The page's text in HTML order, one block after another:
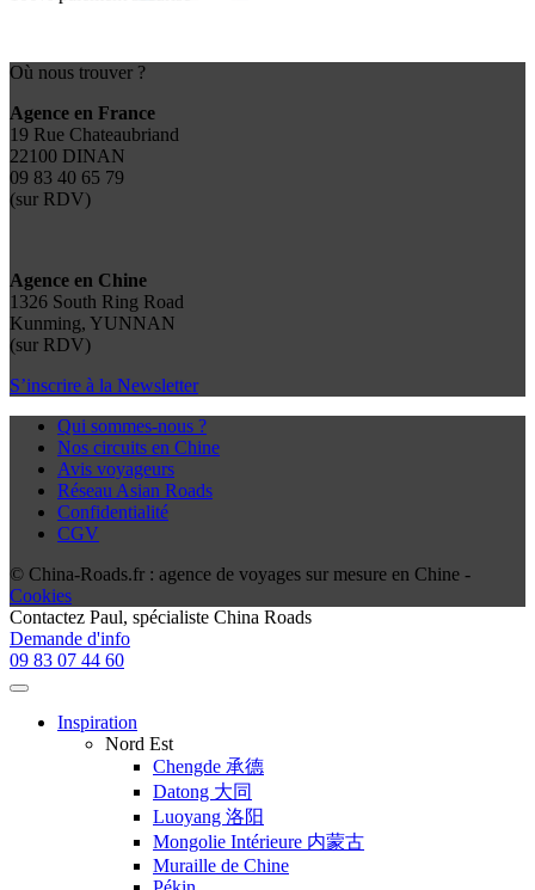
Où nous trouver ?
Agence en France
19 Rue Chateaubriand
22100 DINAN
09 83 40 65 79
(sur RDV)
Agence en Chine
1326 South Ring Road
Kunming, YUNNAN
(sur RDV)
S’inscrire à la Newsletter
Qui sommes-nous ?
Nos circuits en Chine
Avis voyageurs
Réseau Asian Roads
Confidentialité
CGV
© China-Roads.fr : agence de voyages sur mesure en Chine -
Cookies
Contactez Paul, spécialiste China Roads
Demande d'info
09 83 07 44 60
Inspiration
Nord Est
Chengde 承德
Datong 大同
Luoyang 洛阳
Mongolie Intérieure 内蒙古
Muraille de Chine